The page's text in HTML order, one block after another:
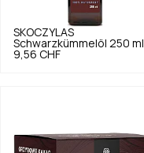
SKOCZYLAS
Schwarzkümmelöl 250 ml
9,56 CHF